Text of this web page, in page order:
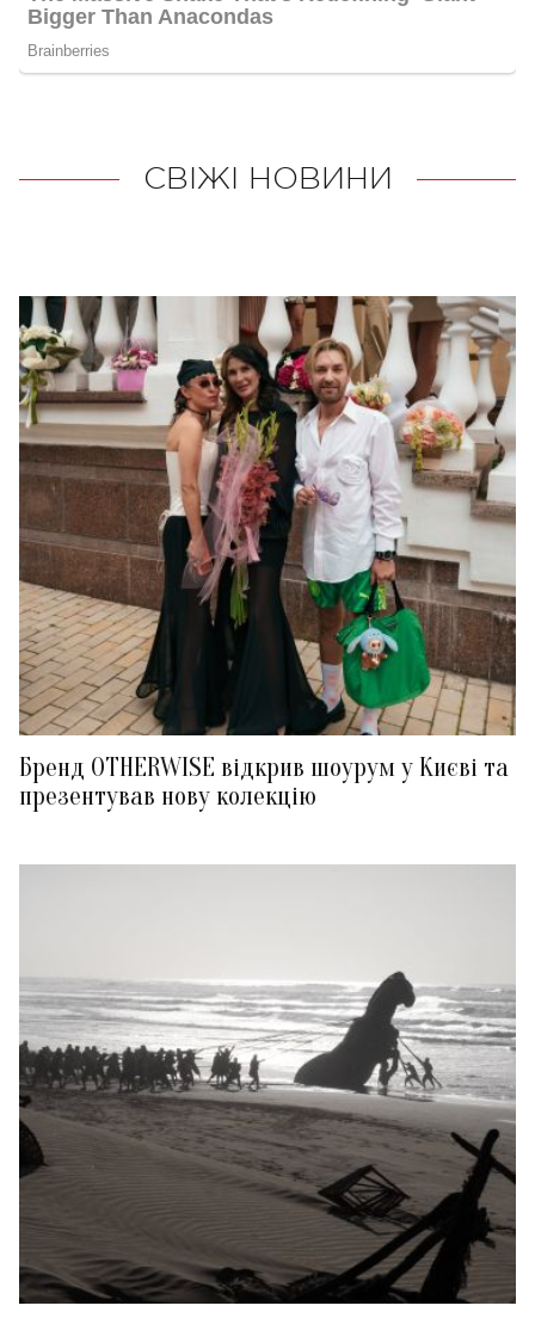
СВІЖІ НОВИНИ
Бренд OTHERWISE відкрив шоурум у Києві та
презентував нову колекцію